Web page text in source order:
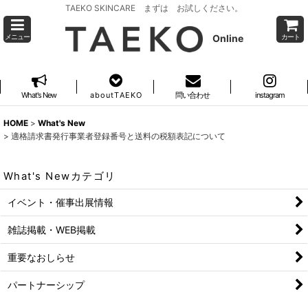
TAEKO SKINCARE まずは お試しください。
メニュー Online カート
What's New a b o u t T A E K O 問い合わせ instagram
HOME > What's New
> 適格請求書発行事業者登録番号と送料の税額表記について
What's Newカテゴリ
イベント・催事出展情報
雑誌掲載・WEB掲載
重要なおしらせ
パートナーシップ